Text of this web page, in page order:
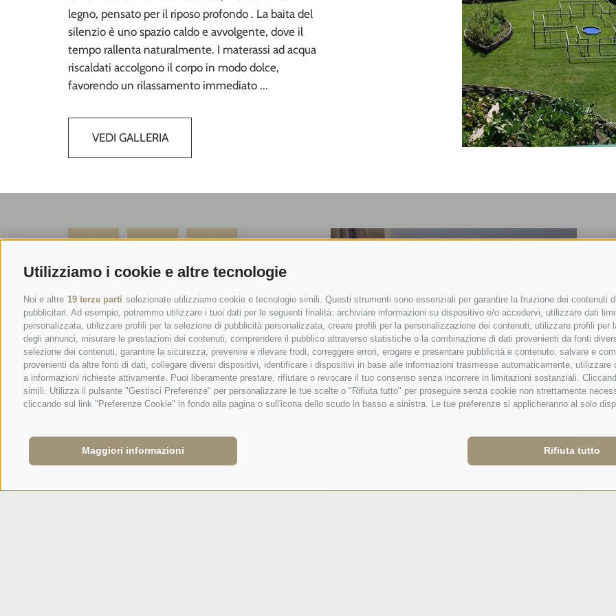
Utilizziamo i cookie e altre tecnologie
Noi e altre 19 terze parti selezionate utilizziamo cookie e tecnologie simili. Questi strumenti sono essenziali per garantire la fruizione dei contenuti
pubblicitari. Ad esempio, potremmo utilizzare i tuoi dati per le seguenti finalità: archiviare informazioni su dispositivo e/o accedervi, utilizzare dati
personalizzata, utilizzare profili per la selezione di pubblicità personalizzata, creare profili per la personalizzazione dei contenuti, utilizzare profili
degli annunci, misurare le prestazioni dei contenuti, comprendere il pubblico attraverso statistiche o la combinazione di dati provenienti da fonti
selezione dei contenuti, garantire la sicurezza, prevenire e rilevare frodi, correggere errori, erogare e presentare pubblicità e contenuto, salvare e
provenienti da altre fonti di dati, collegare diversi dispositivi, identificare i dispositivi in base alle informazioni trasmesse automaticamente,
a informazioni richieste attivamente. Puoi liberamente prestare, rifiutare o revocare il tuo consenso senza incorrere in limitazioni sostanziali.
simili. Utilizza il pulsante "Gestisci Preferenze" per personalizzare le tue scelte o "Rifiuta tutto" per proseguire senza cookie non strettamente
cliccando sul link "Preferenze Cookie" in fondo alla pagina o sull'icona dello scudo in basso a sinistra. Le tue preferenze si applicheranno al solo
Rifiuta tutto
Maggiori informazioni
legno, pensato per il riposo profondo . La baita del
silenzio è uno spazio caldo e avvolgente, dove il
tempo rallenta naturalmente. I materassi ad acqua
riscaldati accolgono il corpo in modo dolce,
favorendo un rilassamento immediato ...
VEDI GALLERIA
Via Carletti, 6 · Fai della Paganella
T +39 0461 583134
info@sporthotelpanorama.it
DE EN